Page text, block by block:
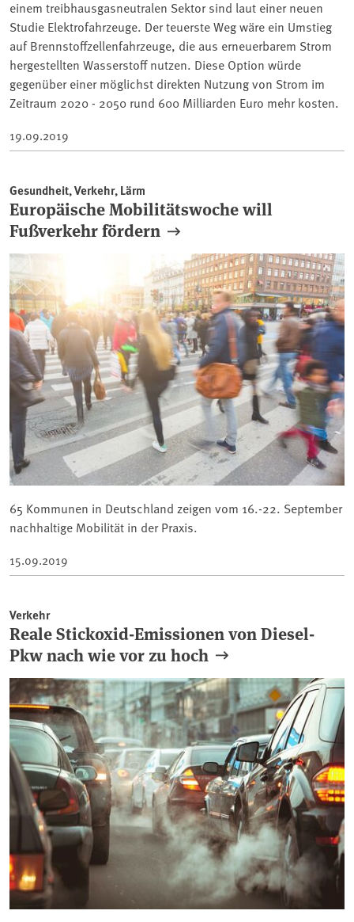
einem treibhausgasneutralen Sektor sind laut einer neuen
Studie Elektrofahrzeuge. Der teuerste Weg wäre ein Umstieg
auf Brennstoffzellenfahrzeuge, die aus erneuerbarem Strom
hergestellten Wasserstoff nutzen. Diese Option würde
gegenüber einer möglichst direkten Nutzung von Strom im
Zeitraum 2020 - 2050 rund 600 Milliarden Euro mehr kosten.
19.09.2019
Gesundheit, Verkehr, Lärm
Europäische Mobilitätswoche will
Fußverkehr fördern
65 Kommunen in Deutschland zeigen vom 16.-22. September
nachhaltige Mobilität in der Praxis.
15.09.2019
Verkehr
Reale Stickoxid-Emissionen von Diesel-
Pkw nach wie vor zu hoch